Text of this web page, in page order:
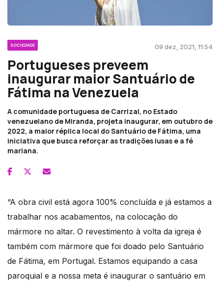
SOCIEDADE 09 dez, 2021, 11:54
Portugueses preveem
inaugurar maior Santuário de
Fátima na Venezuela
A comunidade portuguesa de Carrizal, no Estado
venezuelano de Miranda, projeta inaugurar, em outubro de
2022, a maior réplica local do Santuário de Fátima, uma
iniciativa que busca reforçar as tradições lusas e a fé
mariana.
“A obra civil está agora 100% concluída e já estamos a
trabalhar nos acabamentos, na colocação do
mármore no altar. O revestimento à volta da igreja é
também com mármore que foi doado pelo Santuário
de Fátima, em Portugal. Estamos equipando a casa
paroquial e a nossa meta é inaugurar o santuário em